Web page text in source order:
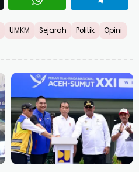
UMKM Sejarah Politik
Opini